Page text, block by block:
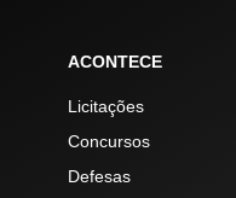
ACONTECE
Licitações
Concursos
Defesas